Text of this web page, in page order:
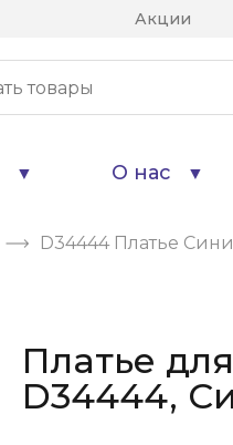
Акции
О нас
D34444 Платье
Платье
D34444,